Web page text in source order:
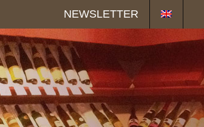
NEWSLETTER
Panneau de gestion des cookies